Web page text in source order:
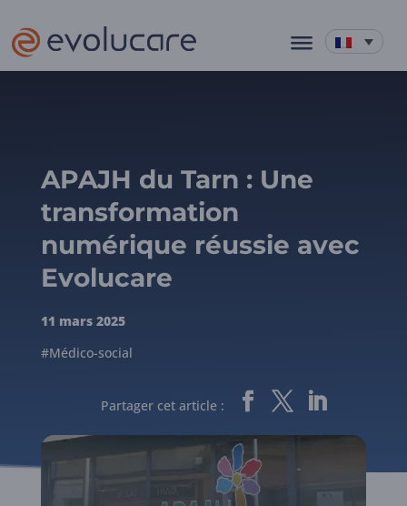
APAJH du Tarn : Une
transformation
numérique réussie avec
Evolucare
11 mars 2025
#Médico-social
Partager cet article :